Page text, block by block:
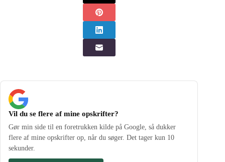
Vil du se flere af mine opskrifter?
Gør min side til en foretrukken kilde på Google, så dukker
flere af mine opskrifter op, når du søger. Det tager kun 10
sekunder.